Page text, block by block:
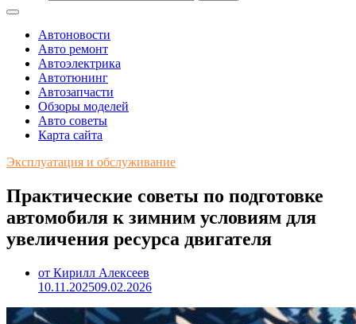
Автоновости
Авто ремонт
Автоэлектрика
Автотюнинг
Автозапчасти
Обзоры моделей
Авто советы
Карта сайта
Эксплуатация и обслуживание
Практические советы по подготовке
автомобиля к зимним условиям для
увеличения ресурса двигателя
от Кирилл Алексеев
10.11.202509.02.2026